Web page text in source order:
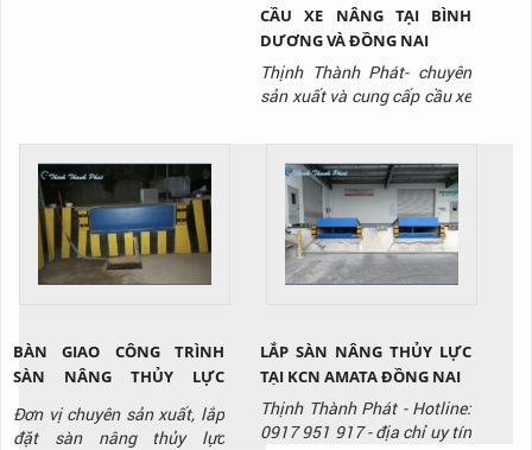
CẦU XE NÂNG TẠI BÌNH
DƯƠNG VÀ ĐỒNG NAI
Thịnh Thành Phát- chuyên
sản xuất và cung cấp cầu xe
giá tốt nhất thị trường, liên
hệ ngay Hotline: 0917 951
917 để được tư vấn và báo
giá sản phẩm.
BÀN GIAO CÔNG TRÌNH
SÀN NÂNG THỦY LỰC
HYDRAULIC DOCK LEVELER
TẠI KCN BIÊN HÒA ĐỒNG
Đơn vị chuyên sản xuất, lắp
đặt sàn nâng thủy lực
LẮP SÀN NÂNG THỦY LỰC
TẠI KCN AMATA ĐỒNG NAI
Thịnh Thành Phát - Hotline:
0917 951 917 - địa chỉ uy tín